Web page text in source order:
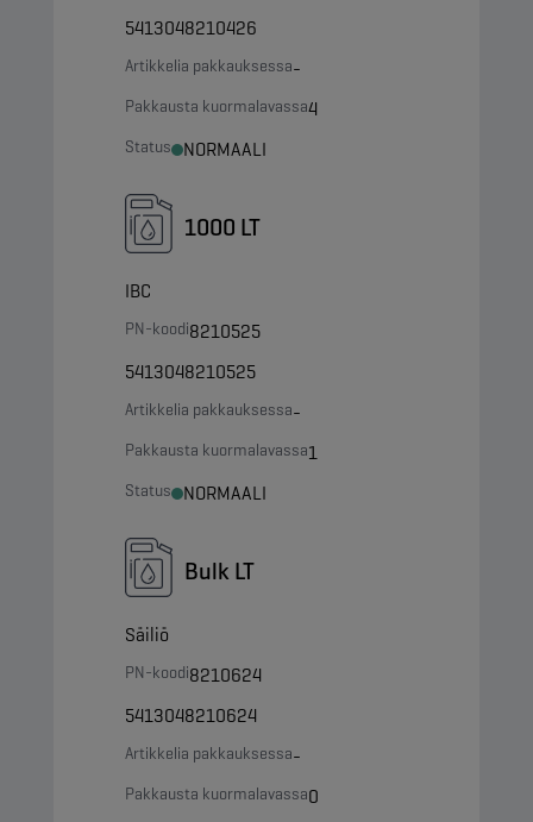
5413048210426
Artikkelia pakkauksessa-
Pakkausta kuormalavassa4
Status NORMAALI
1000 LT
IBC
PN-koodi8210525
5413048210525
Artikkelia pakkauksessa-
Pakkausta kuormalavassa1
Status NORMAALI
Bulk LT
Säiliö
PN-koodi8210624
5413048210624
Artikkelia pakkauksessa-
Pakkausta kuormalavassa0